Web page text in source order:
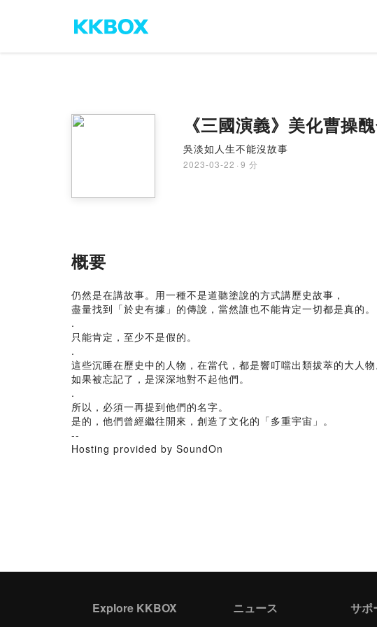
《三國演義》美化曹操
吳淡如人生不能沒故事
2023-03-22 · 9 分
概要
仍然是在講故事。用一種不是道聽塗說的方式講歷史故事，
盡量找到「於史有據」的傳說，當然誰也不能肯定一切都是真的。
.
只能肯定，至少不是假的。
.
這些沉睡在歷史中的人物，在當代，都是響叮噹出類拔萃的大人物
如果被忘記了，是深深地對不起他們。
.
所以，必須一再提到他們的名字。
是的，他們曾經繼往開來，創造了文化的「多重宇宙」。
--
Hosting provided by SoundOn
Explore KKBOX ニュース サポ